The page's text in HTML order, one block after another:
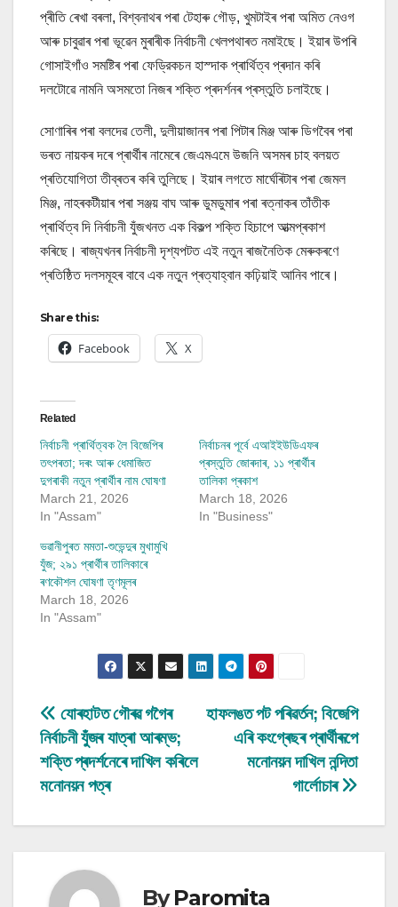
প্ৰীতি ৰেখা বৰলা, বিশ্বনাথৰ পৰা টেহাৰু গৌড়, খুমটাইৰ পৰা অমিত নেওগ
আৰু চাবুৱাৰ পৰা ভূৱেন মুৰাৰীক নিৰ্বাচনী খেলপথাৰত নমাইছে। ইয়াৰ উপৰি
গোসাইগাঁও সমষ্টিৰ পৰা ফেড্রিকচন হাস্দাক প্ৰাৰ্থিত্ব প্ৰদান কৰি
দলটোৱে নামনি অসমতো নিজৰ শক্তি প্ৰদৰ্শনৰ প্ৰস্তুতি চলাইছে।
সোণাৰিৰ পৰা বলদেৱ তেলী, দুলীয়াজানৰ পৰা পিটাৰ মিঞ্জ আৰু ডিগবৈৰ পৰা
ভৰত নায়কৰ দৰে প্ৰাৰ্থীৰ নামেৰে জেএমএমে উজনি অসমৰ চাহ বলয়ত
প্ৰতিযোগিতা তীব্ৰতৰ কৰি তুলিছে। ইয়াৰ লগতে মাৰ্ঘেৰিটাৰ পৰা জেমল
মিঞ্জ, নাহৰকটীয়াৰ পৰা সঞ্জয় বাঘ আৰু ডুমডুমাৰ পৰা ৰত্নাকৰ তাঁতীক
প্ৰাৰ্থিত্ব দি নিৰ্বাচনী যুঁজখনত এক বিকল্প শক্তি হিচাপে আত্মপ্ৰকাশ
কৰিছে। ৰাজ্যখনৰ নিৰ্বাচনী দৃশ্যপটত এই নতুন ৰাজনৈতিক মেৰুকৰণে
প্ৰতিষ্ঠিত দলসমূহৰ বাবে এক নতুন প্ৰত্যাহ্বান কঢ়িয়াই আনিব পাৰে।
Share this:
Facebook X
Related
নিৰ্বাচনী প্ৰাৰ্থিত্বক লৈ বিজেপিৰ
তৎপৰতা; দৰং আৰু ধেমাজিত
দুগৰাকী নতুন প্ৰাৰ্থীৰ নাম ঘোষণা
March 21, 2026
In "Assam"
নিৰ্বাচনৰ পূৰ্বে এআইইউডিএফৰ
প্ৰস্তুতি জোৰদাৰ, ১১ প্ৰাৰ্থীৰ
তালিকা প্ৰকাশ
March 18, 2026
In "Business"
ভৱানীপুৰত মমতা-শুভেন্দুৰ মুখামুখি
যুঁজ; ২৯১ প্ৰাৰ্থীৰ তালিকাৰে
ৰণকৌশল ঘোষণা তৃণমূলৰ
March 18, 2026
In "Assam"
Post
navigation
হাফলঙত পট পৰিৱৰ্তন; বিজেপি
এৰি কংগ্ৰেছৰ প্ৰাৰ্থীৰূপে
মনোনয়ন দাখিল নন্দিতা
গাৰ্লোচাৰ
যোৰহাটত গৌৰৱ গগৈৰ
নিৰ্বাচনী যুঁজৰ যাত্ৰা আৰম্ভ;
শক্তি প্ৰদৰ্শনেৰে দাখিল কৰিলে
মনোনয়ন পত্ৰ
ByParomita